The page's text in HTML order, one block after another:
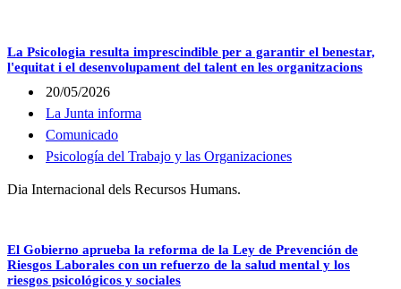
La Psicologia resulta imprescindible per a garantir el benestar,
l'equitat i el desenvolupament del talent en les organitzacions
20/05/2026
La Junta informa
Comunicado
Psicología del Trabajo y las Organizaciones
Dia Internacional dels Recursos Humans.
El Gobierno aprueba la reforma de la Ley de Prevención de
Riesgos Laborales con un refuerzo de la salud mental y los
riesgos psicológicos y sociales